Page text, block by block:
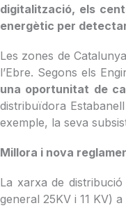
digitalització, els
energètic per
Les zones de
l’Ebre. Segons els
una oportunitat de
distribuïdora
exemple, la seva
Millora i nova
La xarxa de
general 25KV i 11 KV)